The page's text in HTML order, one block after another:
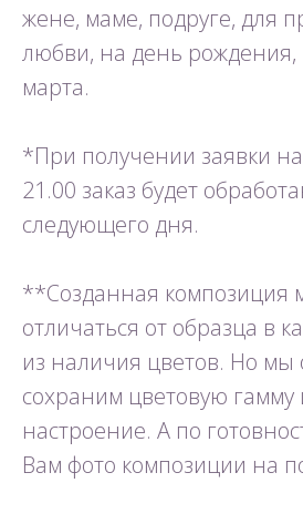
жене, маме, подруге, для
любви, на день рождения,
марта.
*При получении заявки на
21.00 заказ будет
следующего дня.
**Созданная композиция
отличаться от образца в
из наличия цветов. Но мы
сохраним цветовую
настроение. А по
Вам фото композиции на